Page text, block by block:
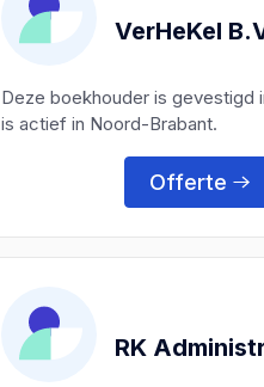
VerHeKel
Deze boekhouder is gevestigd
is actief in Noord-Brabant.
Offerte
RK